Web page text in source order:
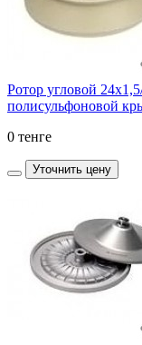
Ротор угловой
полисульфоновой
0 тенге
Уточнить цену